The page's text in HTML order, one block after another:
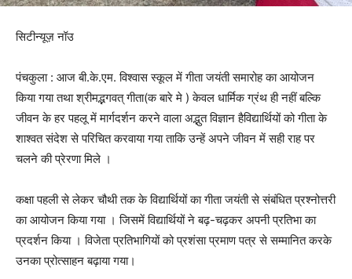
सिटीन्यूज़ नॉउ
पंचकुला : आज बी.के.एम. विश्वास स्कूल में गीता जयंती समारोह का आयोजन
किया गया तथा श्रीमद्भगवत् गीता(क बारे मे ) केवल धार्मिक ग्रंथ ही नहीं बल्कि
जीवन के हर पहलू में मार्गदर्शन करने वाला अद्भुत विज्ञान हैविद्यार्थियों को गीता के
शाश्वत संदेश से परिचित करवाया गया ताकि उन्हें अपने जीवन में सही राह पर
चलने की प्रेरणा मिले ।
कक्षा पहली से लेकर चौथी तक के विद्यार्थियों का गीता जयंती से संबंधित प्रश्नोत्तरी
का आयोजन किया गया । जिसमें विद्यार्थियों ने बढ़-चढ़कर अपनी प्रतिभा का
प्रदर्शन किया । विजेता प्रतिभागियों को प्रशंसा प्रमाण पत्र से सम्मानित करके
उनका प्रोत्साहन बढ़ाया गया।